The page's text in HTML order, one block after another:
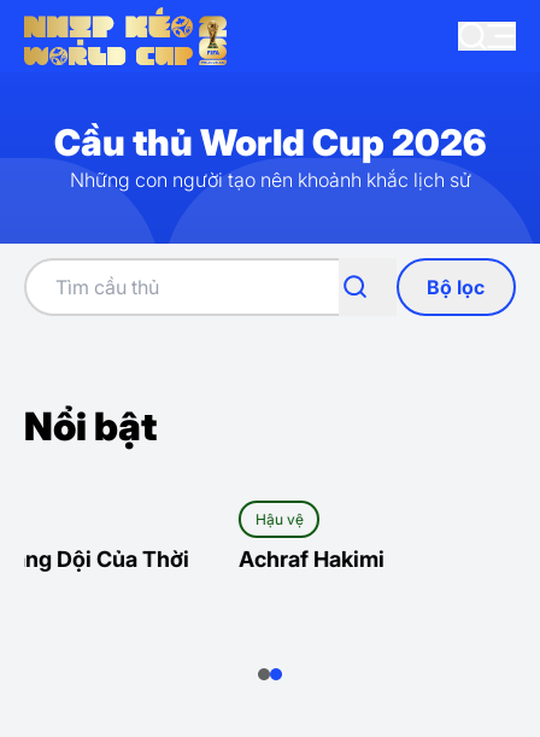
Cầu thủ World Cup 2026
Những con người tạo nên khoảnh khắc lịch sử
Bộ lọc
Nổi bật
Dội Của Thời
Hậu vệ
Achraf Hakimi